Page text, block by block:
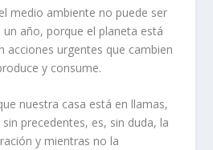
medio ambiente no puede ser
año, porque el planeta está
acciones urgentes que cambien
y consume.
nuestra casa está en llamas,
precedentes, es, sin duda, la
y mientras no la